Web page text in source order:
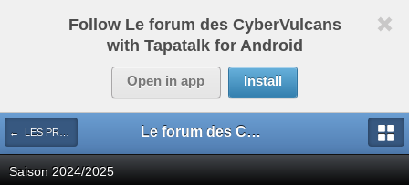
Follow Le forum des CyberVulcans
with Tapatalk for Android
Open in app Install
← LES PRONOS Le forum des CyberVulcans
Saison 2024/2025